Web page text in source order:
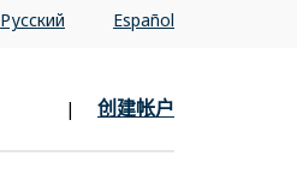
Pусский Español
| 创建帐户